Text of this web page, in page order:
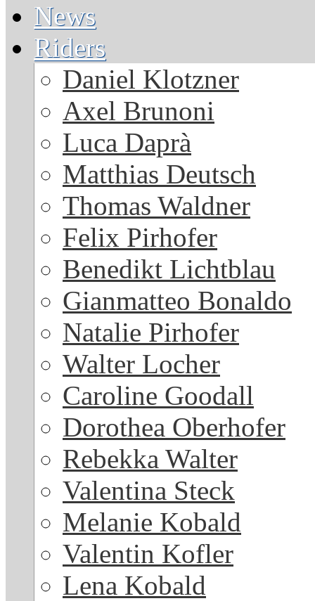
News
Riders
Daniel Klotzner
Axel Brunoni
Luca Daprà
Matthias Deutsch
Thomas Waldner
Felix Pirhofer
Benedikt Lichtblau
Gianmatteo Bonaldo
Natalie Pirhofer
Walter Locher
Caroline Goodall
Dorothea Oberhofer
Rebekka Walter
Valentina Steck
Melanie Kobald
Valentin Kofler
Lena Kobald